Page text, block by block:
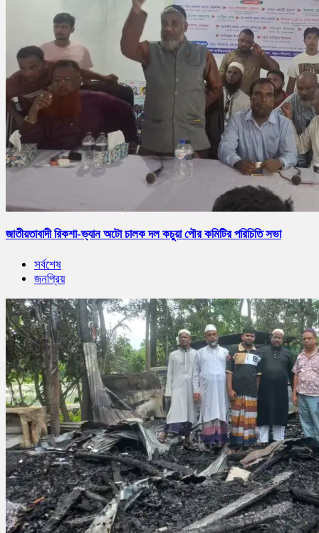
জাতীয়তাবাদী রিকশা-ভ্যান অটো চালক দল কচুয়া পৌর কমিটির পরিচিতি সভা
সর্বশেষ
জনপ্রিয়